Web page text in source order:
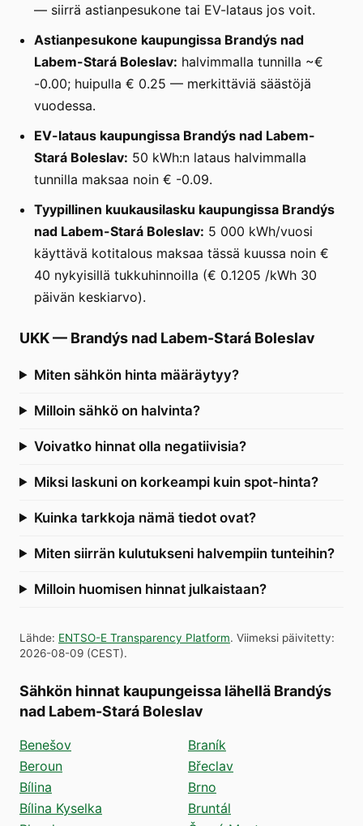
— siirrä astianpesukone tai EV-lataus jos voit.
Astianpesukone kaupungissa Brandýs nad
Labem-Stará Boleslav: halvimmalla tunnilla ~€
-0.00; huipulla € 0.25 — merkittäviä säästöjä
vuodessa.
EV-lataus kaupungissa Brandýs nad Labem-
Stará Boleslav: 50 kWh:n lataus halvimmalla
tunnilla maksaa noin € -0.09.
Tyypillinen kuukausilasku kaupungissa Brandýs
nad Labem-Stará Boleslav: 5 000 kWh/vuosi
käyttävä kotitalous maksaa tässä kuussa noin €
40 nykyisillä tukkuhinnoilla (€ 0.1205 /kWh 30
päivän keskiarvo).
UKK— Brandýs nad Labem-Stará Boleslav
Miten sähkön hinta määräytyy?
Milloin sähkö on halvinta?
Voivatko hinnat olla negatiivisia?
Miksi laskuni on korkeampi kuin spot-hinta?
Kuinka tarkkoja nämä tiedot ovat?
Miten siirrän kulutukseni halvempiin tunteihin?
Milloin huomisen hinnat julkaistaan?
Lähde: ENTSO-E Transparency Platform. Viimeksi päivitetty:
2026-08-09 (CEST).
Sähkön hinnat kaupungeissa lähellä Brandýs
nad Labem-Stará Boleslav
Benešov
Beroun
Bílina
Bílina Kyselka
Braník
Břeclav
Brno
Bruntál